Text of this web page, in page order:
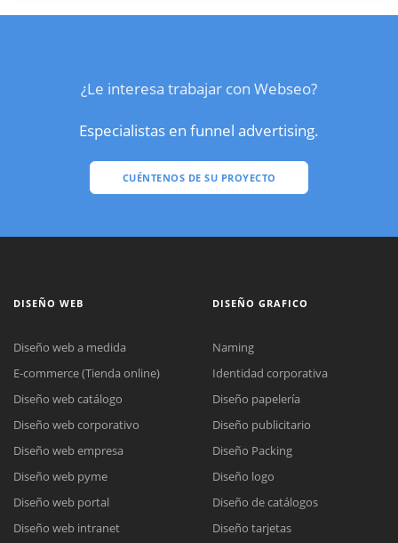
¿Le interesa trabajar con Webseo?
Especialistas en funnel advertising.
CUÉNTENOS DE SU PROYECTO
DISEÑO WEB
Diseño web a medida
E-commerce (Tienda online)
Diseño web catálogo
Diseño web corporativo
Diseño web empresa
Diseño web pyme
Diseño web portal
Diseño web intranet
DISEÑO GRAFICO
Naming
Identidad corporativa
Diseño papelería
Diseño publicitario
Diseño Packing
Diseño logo
Diseño de catálogos
Diseño tarjetas